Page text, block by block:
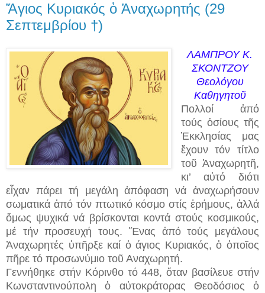
Ἅγιος Κυριακός ὁ Ἀναχωρητής (29
Σεπτεμβρίου †)
ΛΑΜΠΡΟΥ Κ.
ΣΚΟΝΤΖΟΥ
Θεολόγου
Καθηγητοῦ
Πολλοί ἀπό
τούς ὁσίους τῆς
Ἐκκλησίας μας
ἔχουν τόν τίτλο
τοῦ Ἀναχωρητῆ,
κι’ αὐτό διότι
εἶχαν πάρει τή μεγάλη ἀπόφαση νά ἀναχωρήσουν
σωματικά ἀπό τόν πτωτικό κόσμο στίς ἐρήμους, ἀλλά
ὅμως ψυχικά νά βρίσκονται κοντά στούς κοσμικούς,
μέ τήν προσευχή τους. Ἕνας ἀπό τούς μεγάλους
Ἀναχωρητές ὑπῆρξε καί ὀ άγιος Κυριακός, ὁ ὁποῖος
πῆρε τό προσωνύμιο τοῦ Αναχωρητή.
Γεννήθηκε στήν Κόρινθο τό 448, ὅταν βασίλευε στήν
Κωνσταντινούπολη ὁ αὐτοκράτορας Θεοδόσιος ὁ